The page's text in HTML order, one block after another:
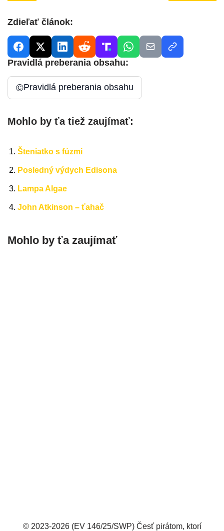
Zdieľať článok:
Pravidlá preberania obsahu:
©Pravidlá preberania obsahu
Mohlo by ťa tiež zaujímať:
Šteniatko s fúzmi
Posledný výdych Edisona
Lampa Algae
John Atkinson – ťahač
Mohlo by ťa zaujímať
© 2023-2026 (EV 146/25/SWP) Česť pirátom, ktorí